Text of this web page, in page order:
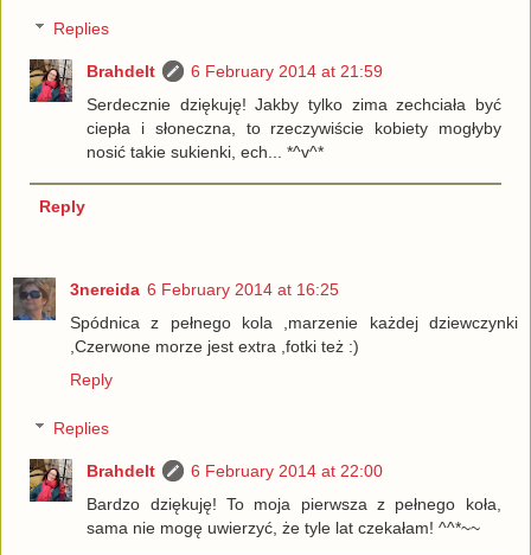
Replies
Brahdelt
6 February 2014 at 21:59
Serdecznie dziękuję! Jakby tylko zima zechciała być
ciepła i słoneczna, to rzeczywiście kobiety mogłyby
nosić takie sukienki, ech... *^v^*
Reply
3nereida 6 February 2014 at 16:25
Spódnica z pełnego kola ,marzenie każdej dziewczynki
,Czerwone morze jest extra ,fotki też :)
Reply
Replies
Brahdelt
6 February 2014 at 22:00
Bardzo dziękuję! To moja pierwsza z pełnego koła,
sama nie mogę uwierzyć, że tyle lat czekałam! ^^*~~